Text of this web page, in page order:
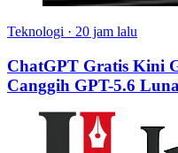
Teknologi · 20 jam lalu
ChatGPT Gratis Kini
Canggih GPT-5.6 Luna